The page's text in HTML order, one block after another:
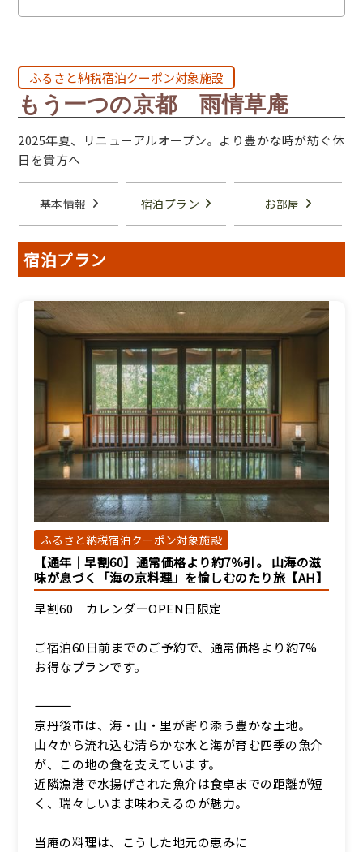
ふるさと納税宿泊クーポン対象施設
もう一つの京都 雨情草庵
2025年夏、リニューアルオープン。より豊かな時が紡ぐ休
日を貴方へ
基本情報 宿泊プラン お部屋
宿泊プラン
ふるさと納税宿泊クーポン対象施設
【通年｜早割60】通常価格より約7％引。 山海の滋
味が息づく「海の京料理」を愉しむのたり旅【AH】
早割60 カレンダーOPEN日限定
ご宿泊60日前までのご予約で、通常価格より約7%
お得なプランです。
―――――――――――――――
京丹後市は、海・山・里が寄り添う豊かな土地。
山々から流れ込む清らかな水と海が育む四季の魚介
が、この地の食を支えています。
近隣漁港で水揚げされた魚介は食卓までの距離が短
く、瑞々しいまま味わえるのが魅力。
当庵の料理は、こうした地元の恵みに